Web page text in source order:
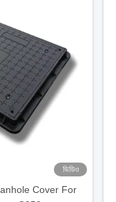
ভিডিও
Cover For